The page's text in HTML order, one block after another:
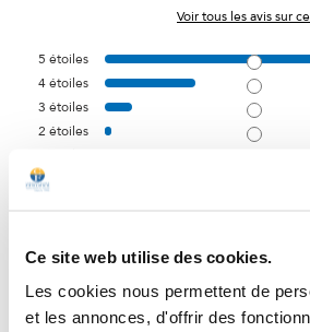
Ce site web utilise des cookies.
Les cookies nous permettent de
et les annonces, d'offrir des
Voir tous les avis sur
5 étoiles
4étoiles
3 étoiles
2 étoiles